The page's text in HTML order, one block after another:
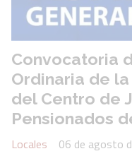
Convocatoria
Ordinaria de
del Centro de
Pensionados
Locales
06 de agosto